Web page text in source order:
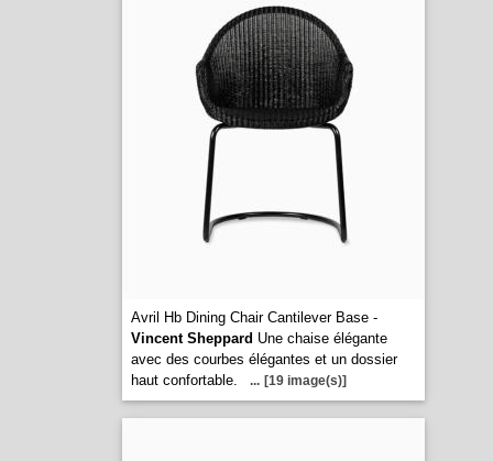
Avril Hb Dining Chair Cantilever Base -
Vincent Sheppard Une chaise élégante
avec des courbes élégantes et un dossier
haut confortable.
... [19 image(s)]